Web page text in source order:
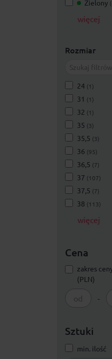
Zielony
więcej
Rozmiar
24 (1)
31 (1)
32 (1)
35 (3)
35,5 (3)
36 (95)
36,5 (7)
37 (107)
37,5 (7)
38 (113)
więcej
Cena
zakres
(PLN)
-
Sztuki
min. ilość